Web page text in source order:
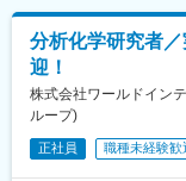
分析化学研究者
迎！
株式会社ワールドイン
ループ)
正社員 職種未経験歓